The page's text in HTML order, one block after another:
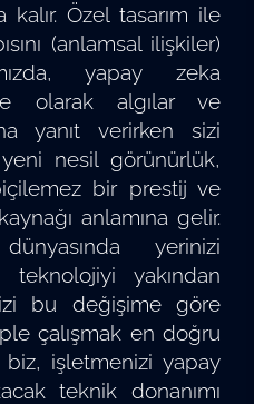
Özel tasarım ile
(anlamsal ilişkiler)
yapay zeka
olarak algılar ve
yanıt verirken sizi
nesil görünürlük,
bir prestij ve
anlamına gelir.
yerinizi
teknolojiyi yakından
bu değişime göre
çalışmak en doğru
biz, işletmenizi yapay
teknik donanımı